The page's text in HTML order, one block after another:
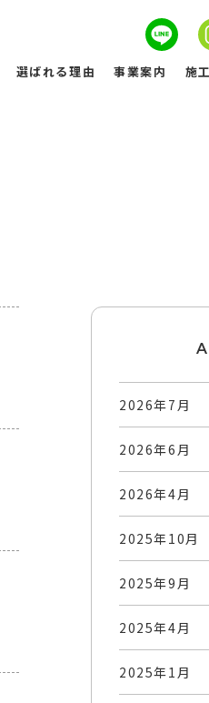
選ばれる理由 事業案内 施
2026年7月
2026年6月
2026年4月
2025年10月
2025年9月
2025年4月
2025年1月